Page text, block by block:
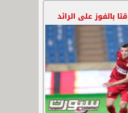
بالفوز على الرائد